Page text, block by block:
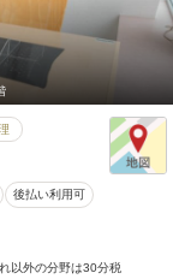
後払い利用可
以外の分野は30分税